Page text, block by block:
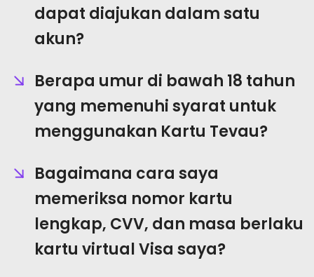
dapat diajukan dalam satu
akun?
Berapa umur di bawah 18 tahun
yang memenuhi syarat untuk
menggunakan Kartu Tevau?
Bagaimana cara saya
memeriksa nomor kartu
lengkap, CVV, dan masa berlaku
kartu virtual Visa saya?